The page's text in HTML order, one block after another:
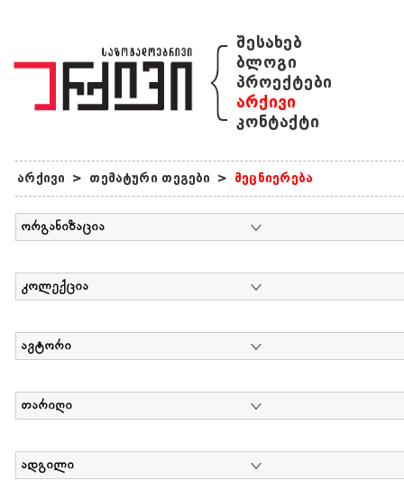
{ შესახებ
ბლოგი
პროექტები
არქივი
კონტაქტი
არქივი > თემატური თეგები > მეცნიერება
ორგანიზაცია
კოლექცია
ავტორი
თარიღი
ადგილი